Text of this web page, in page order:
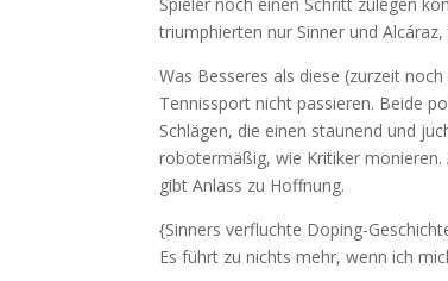
triumphierten nur Sinner und Alcáraz,
Was Besseres als diese (zurzeit
Tennissport nicht passieren. Beide
Schlägen, die einen staunend und
robotermäßig, wie Kritiker monieren.
gibt Anlass zu Hoffnung.
{Sinners verfluchte Doping-
Es führt zu nichts mehr, wenn ich